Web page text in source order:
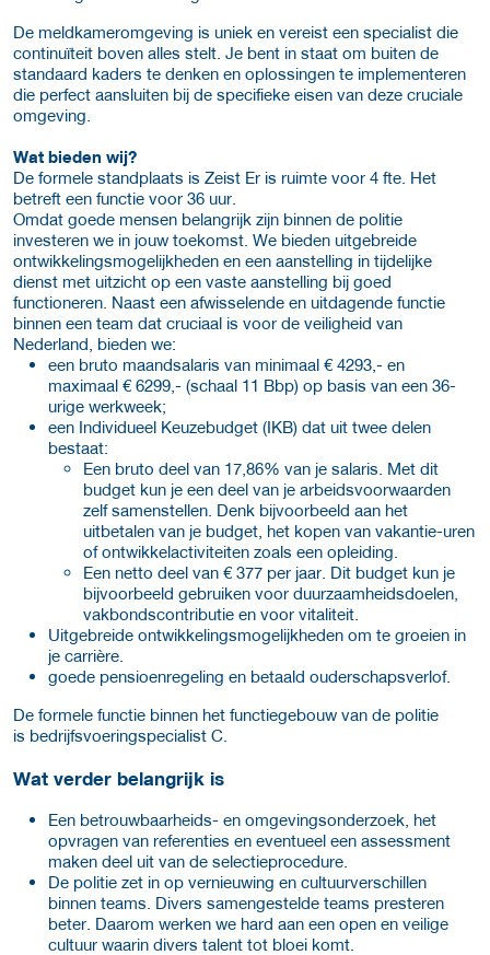
De meldkameromgeving is uniek en vereist een specialist die
continuïteit boven alles stelt. Je bent in staat om buiten de
standaard kaders te denken en oplossingen te implementeren
die perfect aansluiten bij de specifieke eisen van deze cruciale
omgeving.
Wat bieden wij?
De formele standplaats is Zeist Er is ruimte voor 4 fte. Het
betreft een functie voor 36 uur.
Omdat goede mensen belangrijk zijn binnen de politie
investeren we in jouw toekomst. We bieden uitgebreide
ontwikkelingsmogelijkheden en een aanstelling in tijdelijke
dienst met uitzicht op een vaste aanstelling bij goed
functioneren. Naast een afwisselende en uitdagende functie
binnen een team dat cruciaal is voor de veiligheid van
Nederland, bieden we:
een bruto maandsalaris van minimaal € 4293,- en
maximaal € 6299,- (schaal 11 Bbp) op basis van een 36-
urige werkweek;
een Individueel Keuzebudget (IKB) dat uit twee delen
bestaat:
Een bruto deel van 17,86% van je salaris. Met dit
budget kun je een deel van je arbeidsvoorwaarden
zelf samenstellen. Denk bijvoorbeeld aan het
uitbetalen van je budget, het kopen van vakantie-uren
of ontwikkelactiviteiten zoals een opleiding.
Een netto deel van € 377 per jaar. Dit budget kun je
bijvoorbeeld gebruiken voor duurzaamheidsdoelen,
vakbondscontributie en voor vitaliteit.
Uitgebreide ontwikkelingsmogelijkheden om te groeien in
je carrière.
goede pensioenregeling en betaald ouderschapsverlof.
De formele functie binnen het functiegebouw van de politie
is bedrijfsvoeringspecialist C.
Wat verder belangrijk is
Een betrouwbaarheids- en omgevingsonderzoek, het
opvragen van referenties en eventueel een assessment
maken deel uit van de selectieprocedure.
De politie zet in op vernieuwing en cultuurverschillen
binnen teams. Divers samengestelde teams presteren
beter. Daarom werken we hard aan een open en veilige
cultuur waarin divers talent tot bloei komt.